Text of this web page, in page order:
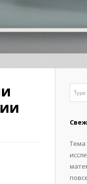
Тема